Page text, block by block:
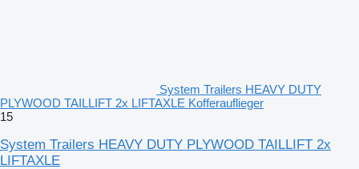
System Trailers HEAVY DUTY
PLYWOOD TAILLIFT 2x LIFTAXLE Kofferauflieger
15
System Trailers HEAVY DUTY PLYWOOD TAILLIFT 2x
LIFTAXLE